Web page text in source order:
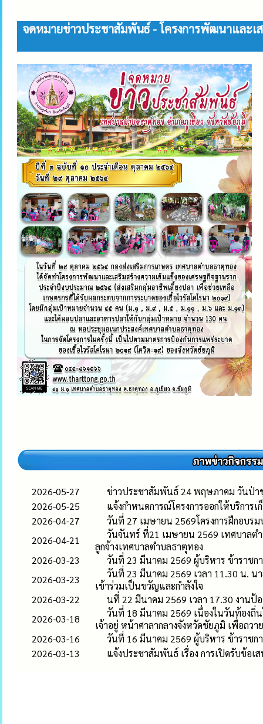
จดหมายข่าวประชาสัมพันธ์ - โครงการพัฒนาและเ
2026-05-27
ข่าวประชาสัมพันธ์ 24 พฤษภาคม วันป่
2026-05-25
แจ้งกำหนดการณ์โครงการออกให้บริกา
2026-04-27
วันที่ 27 เมษายน 2569โครงการฝึกอบ
2026-04-21
วันจันทร์ ที่21 เมษายน 2569 เทศบาลต
ลูกจ้างเทศบาลตำบลธาตุทอง
2026-03-23
วันที่ 23 มีนาคม 2569 ผู้บริหาร ข้าราช
2026-03-23
วันที่ 23 มีนาคม 2569 เวลา 11.30 น.
เข้าร่วมเป็นขวัญและกำลังใจ
2026-03-22
นที่ 22 มีนาคม 2569 เวลา 17.30 งาน
2026-03-18
วันที่ 18 มีนาคม 2569 เนื่องในวันท้องถิ่
เจ้าอยู่ หน้าศาลากลางจังหวัดชัยภูมิ เพื่อถวา
2026-03-16
วันที่ 16 มีนาคม 2569 ผู้บริหาร ข้าราช
2026-03-13
แจ้งประชาสัมพันธ์ เรื่อง การเปิดรับข้อ